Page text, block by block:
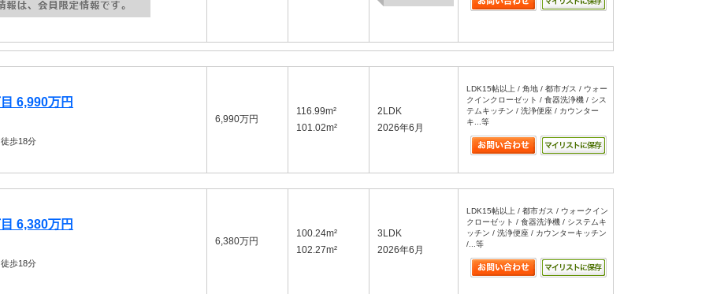
6,990万円
徒歩18分
6,990万円
116.99m²
101.02m²
2LDK
2026年6月
LDK15帖以上 / 角地 / 都市ガス / ウォー
クインクローゼット / 食器洗浄機 / シス
テムキッチン / 洗浄便座 / カウンター
キ...等
6,380万円
徒歩18分
6,380万円
100.24m²
102.27m²
3LDK
2026年6月
LDK15帖以上 / 都市ガス / ウォークイン
クローゼット / 食器洗浄機 / システムキ
ッチン / 洗浄便座 / カウンターキッチン
/...等